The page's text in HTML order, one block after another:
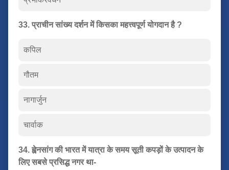
33. प्राचीन सांख्य दर्शन में किसका महत्त्वपूर्ण योगदान है ?
कपिल
गौतम
नागार्जुन
चार्वाक
34. ह्वेनसांग की भारत में यात्रा के समय सूती कपड़ों के उत्पादन के
लिए सबसे प्रसिद्ध नगर था-